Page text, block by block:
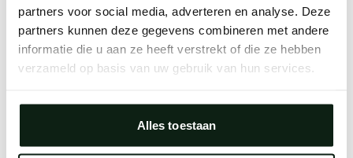
partners voor social media, adverteren en analyse. Deze
partners kunnen deze gegevens combineren met andere
informatie die u aan ze heeft verstrekt of die ze hebben
verzameld op basis van uw gebruik van hun services.
Alles toestaan
Clearing your browser cache may also help in some
cases.
We apologize for the inconvenience.